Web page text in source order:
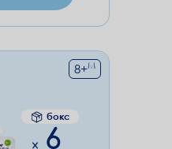
8+М
6
бокс